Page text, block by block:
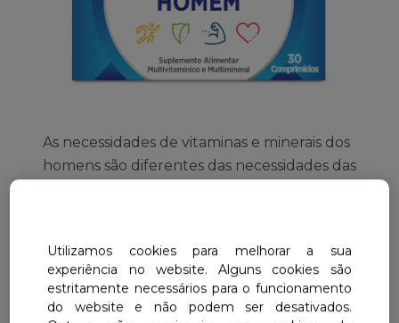
Centrum Plus Gingseng & Gingko
Centrum Homem 50+
Centrum Mulher 50+
Centrum Imuno-C
Centrum Junior
Centrum Plus Gingseng & Gingko
Centrum Homem 50+
Centrum Mulher 50+
Centrum Imuno-C
Energia & Vitalidade
As necessidades de vitaminas e minerais dos
homens são diferentes das necessidades das
especificamente equilibrada com
quantidades reforçadas de vitaminas e
minerais que ajudam a satisfazer as
Utilizamos cookies para melhorar a sua
experiência no website. Alguns cookies são
estritamente necessários para o funcionamento
do website e não podem ser desativados.